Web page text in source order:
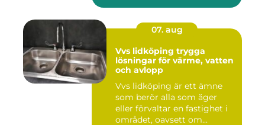
07. aug
Vvs lidköping trygga
lösningar för värme, vatten
och avlopp
Vvs lidköping är ett ämne
som berör alla som äger
eller förvaltar en fastighet i
området, oavsett om...